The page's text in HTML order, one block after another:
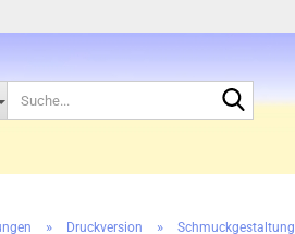
» Druckversion » Schmuckgestaltung